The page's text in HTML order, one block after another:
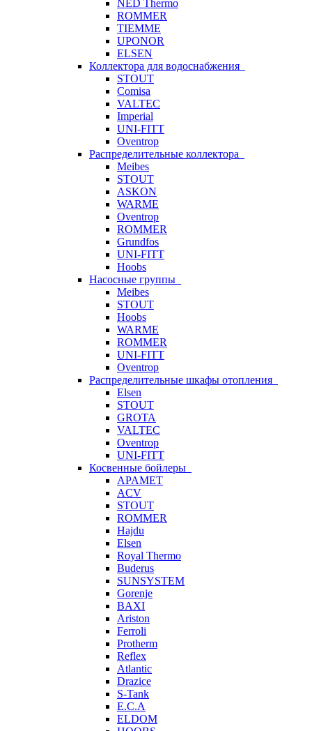
NED Thermo
ROMMER
TIEMME
UPONOR
ELSEN
Коллектора для водоснабжения
STOUT
Comisa
VALTEC
Imperial
UNI-FITT
Oventrop
Распределительные коллектора
Meibes
STOUT
ASKON
WARME
Oventrop
ROMMER
Grundfos
UNI-FITT
Hoobs
Насосные группы
Meibes
STOUT
Hoobs
WARME
ROMMER
UNI-FITT
Oventrop
Распределительные шкафы отопления
Elsen
STOUT
GROTA
VALTEC
Oventrop
UNI-FITT
Косвенные бойлеры
APAMET
ACV
STOUT
ROMMER
Hajdu
Elsen
Royal Thermo
Buderus
SUNSYSTEM
Gorenje
BAXI
Ariston
Ferroli
Protherm
Reflex
Atlantic
Drazice
S-Tank
E.C.A
ELDOM